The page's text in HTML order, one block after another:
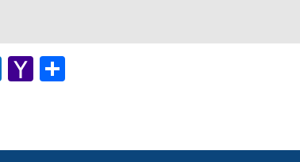
O
o
Y
o di